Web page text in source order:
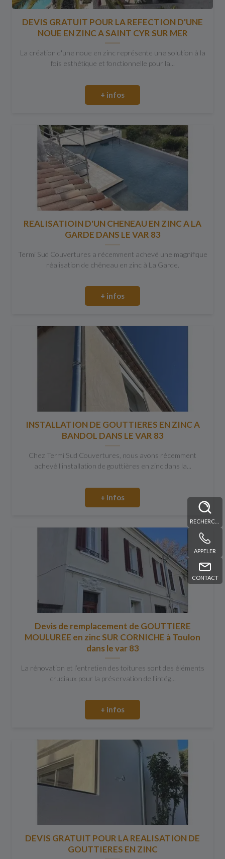
APPELER
CONTACT
DEVIS GRATUIT POUR LA REFECTION D'UNE
NOUE EN ZINC A SAINT CYR SUR MER
La création d'une noue en zinc représente une solution à la
fois esthétique et fonctionnelle pour la...
+ infos
REALISATIOIN D'UN CHENEAU EN ZINC A LA
GARDE DANS LE VAR 83
Termi Sud Couvertures a récemment achevé une magnifique
réalisation de chêneau en zinc à La Garde.
+ infos
INSTALLATION DE GOUTTIERES EN ZINC A
BANDOL DANS LE VAR 83
Chez Termi Sud Couvertures, nous avons récemment
achevé l'installation de gouttières en zinc dans la...
+ infos
Devis de remplacement de GOUTTIERE
MOULUREE en zinc SUR CORNICHE à Toulon
dans le var 83
La rénovation et l’entretien des toitures sont des éléments
cruciaux pour la préservation de l'intég...
+ infos
DEVIS GRATUIT POUR LA REALISATION DE
GOUTTIERES EN ZINC